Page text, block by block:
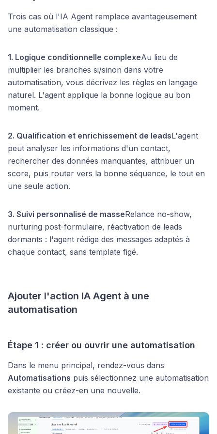
Trois cas où l'IA Agent remplace avantageusement
une automatisation classique :
1. Logique conditionnelle complexeAu lieu de
multiplier les branches si/sinon dans votre
automatisation, vous décrivez les règles en langage
naturel. L'agent applique la bonne logique au bon
moment.
2. Qualification et enrichissement de leadsL'agent
peut analyser les informations d'un contact,
rechercher des données manquantes, attribuer un
score, puis router vers la bonne séquence, le tout en
une seule action.
3. Suivi personnalisé de masseRelance no-show,
nurturing post-formulaire, réactivation de leads
dormants : l'agent rédige des messages adaptés à
chaque contact, sans template figé.
Ajouter l'action IA Agent à une
automatisation
Étape 1 : créer ou ouvrir une automatisation
Dans le menu principal, rendez-vous dans
Automatisations puis sélectionnez une automatisation
existante ou créez-en une nouvelle.